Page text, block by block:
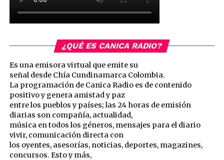
¿QUÉ ES CANICA RADIO?
Es una emisora virtual que emite su
señal desde Chía Cundinamarca Colombia.
La programación de Canica Radio es de contenido
positivo y genera amistad y paz
entre los pueblos y países; las 24 horas de emisión
diarias son compañía, actualidad,
música en todos los géneros, mensajes para el diario
vivir, comunicación directa con
los oyentes, asesorías, noticias, deportes, magazines,
concursos. Esto y más,